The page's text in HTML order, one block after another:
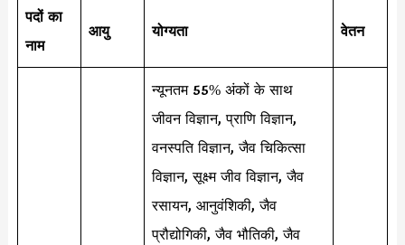
पदों का
नाम
आयु योग्यता वेतन
न्यूनतम 55% अंकों के साथ
जीवन विज्ञान, प्राणि विज्ञान,
वनस्पति विज्ञान, जैव चिकित्सा
विज्ञान, सूक्ष्म जीव विज्ञान, जैव
रसायन, आनुवंशिकी, जैव
प्रौद्योगिकी, जैव भौतिकी, जैव